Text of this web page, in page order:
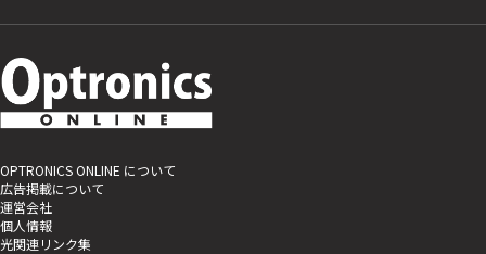
OPTRONICS ONLINE について
広告掲載について
運営会社
個人情報
光関連リンク集